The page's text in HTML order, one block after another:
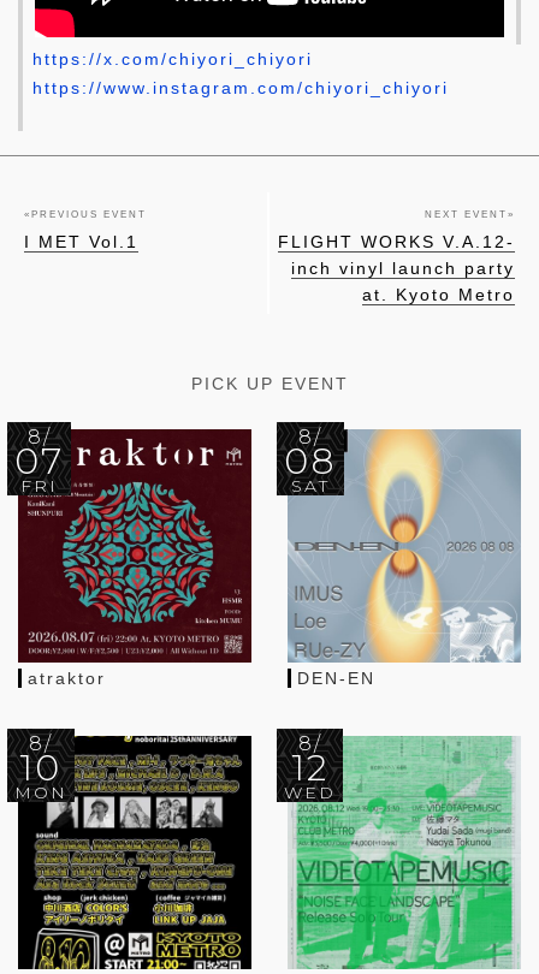
https://x.com/chiyori_chiyori
https://www.instagram.com/chiyori_chiyori
« PREVIOUS EVENT
I MET Vol.1
NEXT EVENT »
FLIGHT WORKS V.A.12-
inch vinyl launch party
at. Kyoto Metro
PICK UP EVENT
8/
07
FRI
atraktor
8/
08
SAT
DEN-EN
8/
10
MON
8/
12
WED